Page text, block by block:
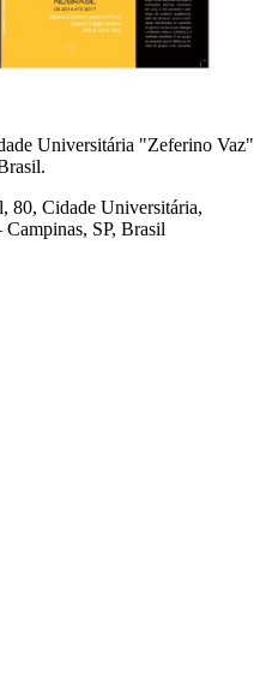
Universitária "Zeferino Vaz"
80, Cidade Universitária,
SP, Brasil